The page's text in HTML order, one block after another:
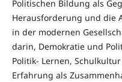
Politischen Bildung als
Herausforderung und die
in der modernen
darin, Demokratie und
Politik- Lernen,
Erfahrung als